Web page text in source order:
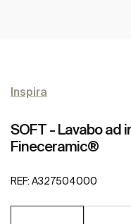
Inspira
SOFT - Lavabo ad
Fineceramic®
REF: A327504000